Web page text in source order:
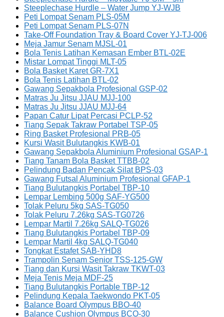
Steeplechase Hurdle – Water Jump YJ-WJB
Peti Lompat Senam PLS-05M
Peti Lompat Senam PLS-07N
Take-Off Foundation Tray & Board Cover YJ-TJ-006
Meja Jamur Senam MJSL-01
Bola Tenis Latihan Kemasan Ember BTL-02E
Mistar Lompat Tinggi MLT-05
Bola Basket Karet GR-7X1
Bola Tenis Latihan BTL-02
Gawang Sepakbola Profesional GSP-02
Matras Ju Jitsu JJAU MJJ-100
Matras Ju Jitsu JJAU MJJ-64
Papan Catur Lipat Percasi PCLP-52
Tiang Sepak Takraw Portabel TSP-05
Ring Basket Profesional PRB-05
Kursi Wasit Bulutangkis KWB-01
Gawang Sepakbola Aluminium Profesional GSAP-1
Tiang Tanam Bola Basket TTBB-02
Pelindung Badan Pencak Silat BPS-03
Gawang Futsal Aluminium Profesional GFAP-1
Tiang Bulutangkis Portabel TBP-10
Lempar Lembing 500g SAF-YG500
Tolak Peluru 5kg SAS-TG050
Tolak Peluru 7.26kg SAS-TG0726
Lempar Martil 7.26kg SALQ-TG026
Tiang Bulutangkis Portabel TBP-09
Lempar Martil 4kg SALQ-TG040
Tongkat Estafet SAB-YHD8
Trampolin Senam Senior TSS-125-GW
Tiang dan Kursi Wasit Takraw TKWT-03
Meja Tenis Meja MDF-25
Tiang Bulutangkis Portable TBP-12
Pelindung Kepala Taekwondo PKT-05
Balance Board Olympus BBO-40
Balance Cushion Olympus BCO-30